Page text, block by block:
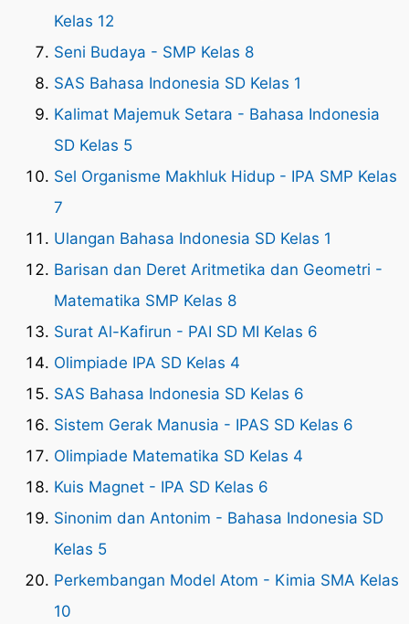
Kelas 12
Seni Budaya - SMP Kelas 8
SAS Bahasa Indonesia SD Kelas 1
Kalimat Majemuk Setara - Bahasa Indonesia
SD Kelas 5
Sel Organisme Makhluk Hidup - IPA SMP Kelas
7
Ulangan Bahasa Indonesia SD Kelas 1
Barisan dan Deret Aritmetika dan Geometri -
Matematika SMP Kelas 8
Surat Al-Kafirun - PAI SD MI Kelas 6
Olimpiade IPA SD Kelas 4
SAS Bahasa Indonesia SD Kelas 6
Sistem Gerak Manusia - IPAS SD Kelas 6
Olimpiade Matematika SD Kelas 4
Kuis Magnet - IPA SD Kelas 6
Sinonim dan Antonim - Bahasa Indonesia SD
Kelas 5
Perkembangan Model Atom - Kimia SMA Kelas
10